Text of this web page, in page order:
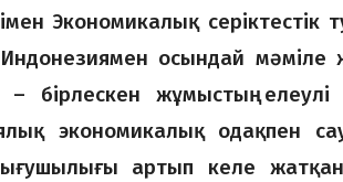
Экономикалық серіктестік
осындай мәміле
бірлескен жұмыстың елеулі
экономикалық одақпен
артып келе